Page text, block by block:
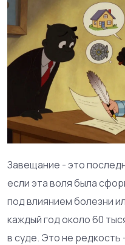
Завещание - это
если эта воля была
под влиянием болезни
каждый год около 60
в суде. Это не редкость